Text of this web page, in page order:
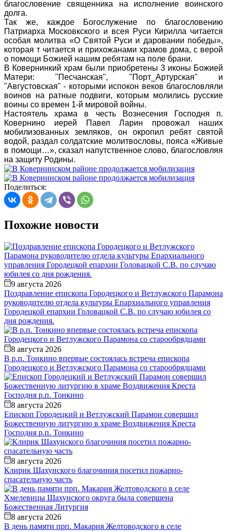
благословение священника на исполнение воинского
долга.
Так же, каждое Богослужение по благословению
Патриарха Московкского и всея Руси Кирилла читается
особая молитва «О Святой Руси и даровании победы»,
которая т читается и прихожанами храмов дома, с верой
о помощи Божией нашим ребятам на поле брани.
В Ковернинкий храм были приобретены 3 иконы Божией
Матери: "Песчанская", "Порт_Артурская" и
"Августовская" - которыми испокон веков благословляли
воинов на ратные подвиги, которым молились русские
воины со времен 1-й мировой войны.
Настоятель храма в честь Вознесения Господня п.
Ковернино иерей Павел Ларин провожал наших
мобилизованных земляков, он окропил ребят святой
водой, раздал солдатские молитвословы, пояса «Живые
в помощи…», сказал напутственное слово, благословляя
на защиту Родины.
Поделиться:
Похожие новости
9 августа 2026
Поздравление епископа Городецкого и Ветлужского Парамона
руководителю отдела культуры Епархиального управления
Городецкой епархии Головацкой С.В. по случаю юбилея со
дня рождения.
8 августа 2026
В р.п. Тонкино впервые состоялась встреча епископа
Городецкого и Ветлужского Парамона со старообрядцами
8 августа 2026
Епископ Городецкий и Ветлужский Парамон совершил
Божественную литургию в храме Воздвижения Креста
Господня р.п. Тонкино
8 августа 2026
Клирик Шахунского благочиния посетил пожарно-
спасательную часть
8 августа 2026
В день памяти прп. Макария Желтоводского в селе